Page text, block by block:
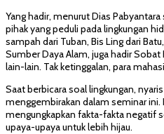
Yang hadir, menurut Dias
pihak yang peduli pada lingkungan
sampah dari Tuban, Bis Ling dari
Sumber Daya Alam, juga hadir Sobat
lain-lain. Tak ketinggalan, para
Saat berbicara soal lingkungan,
menggembirakan dalam seminar ini.
mengungkapkan fakta-fakta negatif
upaya-upaya untuk lebih hijau.